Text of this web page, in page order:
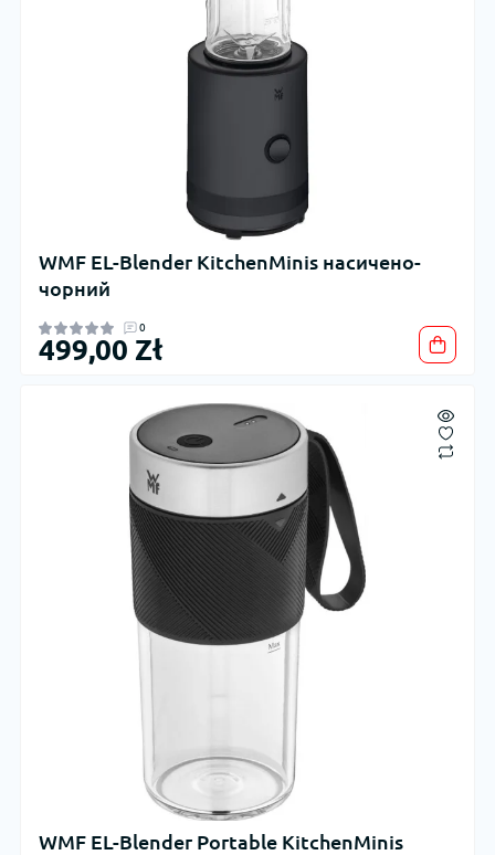
WMF EL-Blender KitchenMinis насичено-
чорний
0
499,00 Zł
WMF EL-Blender Portable KitchenMinis